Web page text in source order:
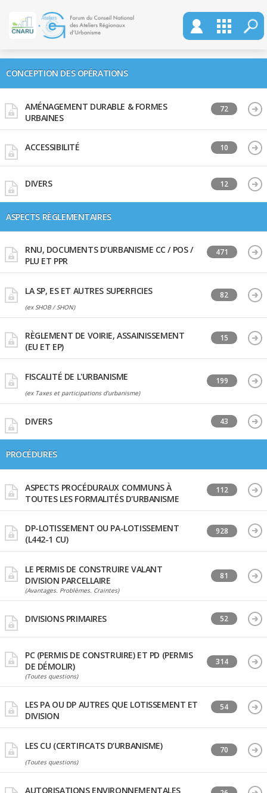
CONCEPTION DES OPÉRATIONS
AMÉNAGEMENT DURABLE & FORMES
URBAINES
72
ACCESSIBILITÉ 10
DIVERS 12
ASPECTS RÈGLEMENTAIRES
RNU, DOCUMENTS D’URBANISME CC / POS /
PLU ET PPR
471
LA SP, ES ET AUTRES SUPERFICIES
(ex SHOB / SHON)
82
RÈGLEMENT DE VOIRIE, ASSAINISSEMENT
(EU ET EP)
15
FISCALITÉ DE L'URBANISME
(ex Taxes et participations d'urbanisme)
199
DIVERS 43
PROCÉDURES
ASPECTS PROCÉDURAUX COMMUNS À
TOUTES LES FORMALITÉS D'URBANISME
112
DP-LOTISSEMENT OU PA-LOTISSEMENT
(L442-1 CU)
928
LE PERMIS DE CONSTRUIRE VALANT
DIVISION PARCELLAIRE
(Avantages. Problèmes. Craintes)
81
DIVISIONS PRIMAIRES 52
PC (PERMIS DE CONSTRUIRE) ET PD (PERMIS
DE DÉMOLIR)
(Toutes questions)
314
LES PA OU DP AUTRES QUE LOTISSEMENT ET
DIVISION
54
LES CU (CERTIFICATS D’URBANISME)
(Toutes questions)
70
AUTORISATIONS ENVIRONNEMENTALES